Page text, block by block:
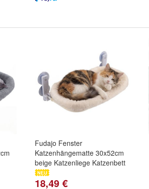
Fudajo Fenster
Katzenhängematte 30x52cm
beige Katzenliege Katzenbett
18,49 €